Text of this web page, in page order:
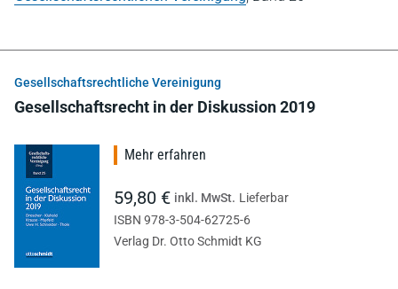
Gesellschaftsrechtliche Vereinigung
Gesellschaftsrecht in der Diskussion 2019
Mehr erfahren
59,80 € inkl. MwSt. Lieferbar
ISBN 978-3-504-62725-6
Verlag Dr. Otto Schmidt KG